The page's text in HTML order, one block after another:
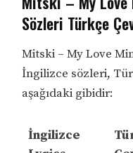
Sözleri Türkçe
Mitski – My Love
İngilizce sözleri,
aşağıdaki gibidir:
İngilizce